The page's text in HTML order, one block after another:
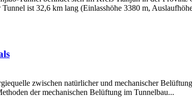
ist 32,6 km lang (Einlasshöhe 3380 m,
zwischen natürlicher und mechanischer
der mechanischen Belüftung im Tunnelbau...